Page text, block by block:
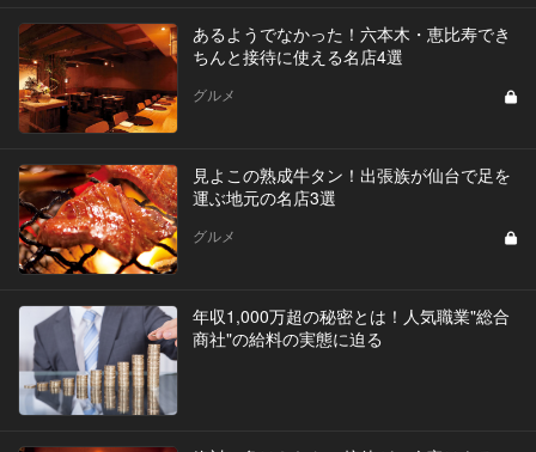
あるようでなかった！六本木・恵比寿でき
ちんと接待に使える名店4選
グルメ
見よこの熟成牛タン！出張族が仙台で足を
運ぶ地元の名店3選
グルメ
年収1,000万超の秘密とは！人気職業"総合
商社"の給料の実態に迫る